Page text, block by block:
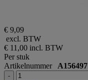
€ 9,09
excl. BTW
€ 11,00 incl. BTW
Per stuk
Artikelnummer A156497
-